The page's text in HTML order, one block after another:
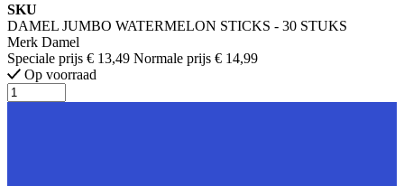
SKU
DAMEL JUMBO WATERMELON STICKS - 30 STUKS
Merk Damel
Speciale prijs € 13,49 Normale prijs € 14,99
Op voorraad